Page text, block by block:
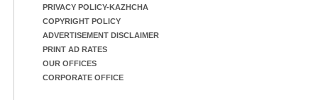
PRIVACY POLICY-KAZHCHA
COPYRIGHT POLICY
ADVERTISEMENT DISCLAIMER
PRINT AD RATES
OUR OFFICES
CORPORATE OFFICE